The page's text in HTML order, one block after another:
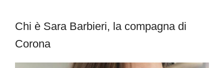
Chi è Sara Barbieri, la compagna di
Corona